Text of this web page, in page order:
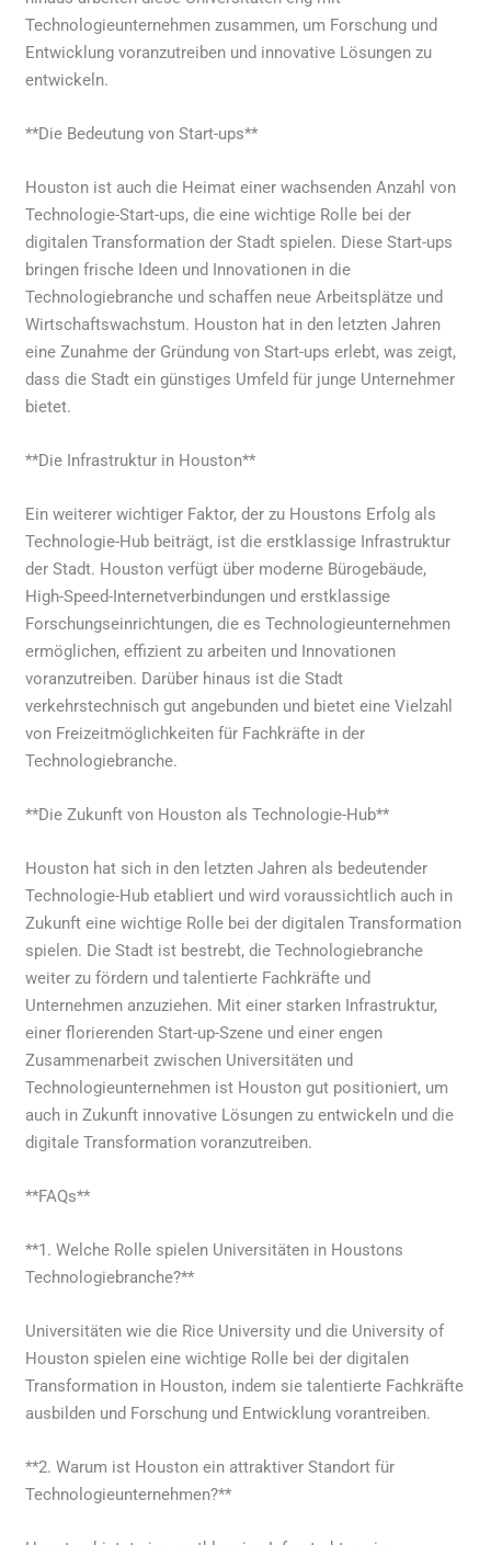
Technologieunternehmen zusammen, um Forschung und
Entwicklung voranzutreiben und innovative Lösungen zu
entwickeln.
**Die Bedeutung von Start-ups**
Houston ist auch die Heimat einer wachsenden Anzahl von
Technologie-Start-ups, die eine wichtige Rolle bei der
digitalen Transformation der Stadt spielen. Diese Start-ups
bringen frische Ideen und Innovationen in die
Technologiebranche und schaffen neue Arbeitsplätze und
Wirtschaftswachstum. Houston hat in den letzten Jahren
eine Zunahme der Gründung von Start-ups erlebt, was zeigt,
dass die Stadt ein günstiges Umfeld für junge Unternehmer
bietet.
**Die Infrastruktur in Houston**
Ein weiterer wichtiger Faktor, der zu Houstons Erfolg als
Technologie-Hub beiträgt, ist die erstklassige Infrastruktur
der Stadt. Houston verfügt über moderne Bürogebäude,
High-Speed-Internetverbindungen und erstklassige
Forschungseinrichtungen, die es Technologieunternehmen
ermöglichen, effizient zu arbeiten und Innovationen
voranzutreiben. Darüber hinaus ist die Stadt
verkehrstechnisch gut angebunden und bietet eine Vielzahl
von Freizeitmöglichkeiten für Fachkräfte in der
Technologiebranche.
**Die Zukunft von Houston als Technologie-Hub**
Houston hat sich in den letzten Jahren als bedeutender
Technologie-Hub etabliert und wird voraussichtlich auch in
Zukunft eine wichtige Rolle bei der digitalen Transformation
spielen. Die Stadt ist bestrebt, die Technologiebranche
weiter zu fördern und talentierte Fachkräfte und
Unternehmen anzuziehen. Mit einer starken Infrastruktur,
einer florierenden Start-up-Szene und einer engen
Zusammenarbeit zwischen Universitäten und
Technologieunternehmen ist Houston gut positioniert, um
auch in Zukunft innovative Lösungen zu entwickeln und die
digitale Transformation voranzutreiben.
**FAQs**
**1. Welche Rolle spielen Universitäten in Houstons
Technologiebranche?**
Universitäten wie die Rice University und die University of
Houston spielen eine wichtige Rolle bei der digitalen
Transformation in Houston, indem sie talentierte Fachkräfte
ausbilden und Forschung und Entwicklung vorantreiben.
**2. Warum ist Houston ein attraktiver Standort für
Technologieunternehmen?**